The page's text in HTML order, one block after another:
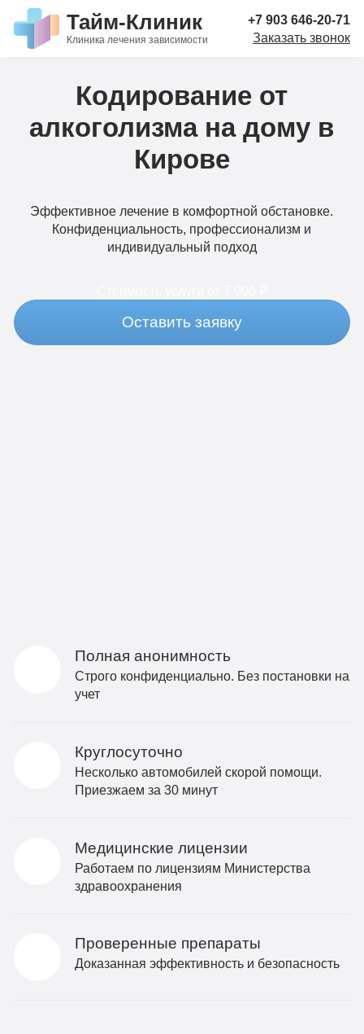
Тайм-Клиник
Клиника лечения зависимости
+7 903 646-20-71
Заказать звонок
Кодирование от
алкоголизма на дому в
Кирове
Эффективное лечение в комфортной обстановке.
Конфиденциальность, профессионализм и
индивидуальный подход
Оставить заявку
Полная анонимность
Строго конфиденциально. Без постановки на
учет
Круглосуточно
Несколько автомобилей скорой помощи.
Приезжаем за 30 минут
Медицинские лицензии
Работаем по лицензиям Министерства
здравоохранения
Проверенные препараты
Доказанная эффективность и безопасность